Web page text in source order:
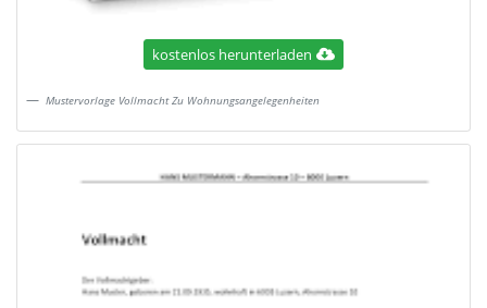
kostenlos herunterladen
Mustervorlage Vollmacht Zu Wohnungsangelegenheiten